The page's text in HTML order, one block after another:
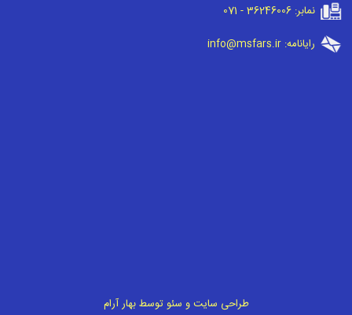
نمابر:071 - 36246006
رایانامه:info@msfars.ir
طراحی سایتو سئوتوسطبهار آرام